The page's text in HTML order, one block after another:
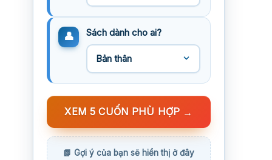
Sách dành cho ai?
XEM 5 CUỐN PHÙ HỢP →